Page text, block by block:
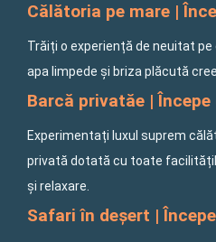
Călătoria pe mare |
Trăiți o experiență de neuitat pe
apa limpede și briza plăcută
Barcă privatăe | Începe
Experimentați luxul suprem
privată dotată cu toate
și relaxare.
Safari în deșert |